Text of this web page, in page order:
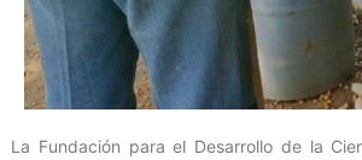
La Fundación para el Desarrollo de la